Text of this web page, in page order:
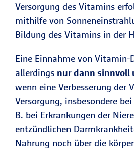
Versorgung des Vitamins
mithilfe von
Bildung des Vitamins in der
Eine Einnahme von Vitamin-
allerdings nur dann sinnvoll
wenn eine Verbesserung der
Versorgung, insbesondere bei
B. bei Erkrankungen der
entzündlichen
Nahrung noch über die